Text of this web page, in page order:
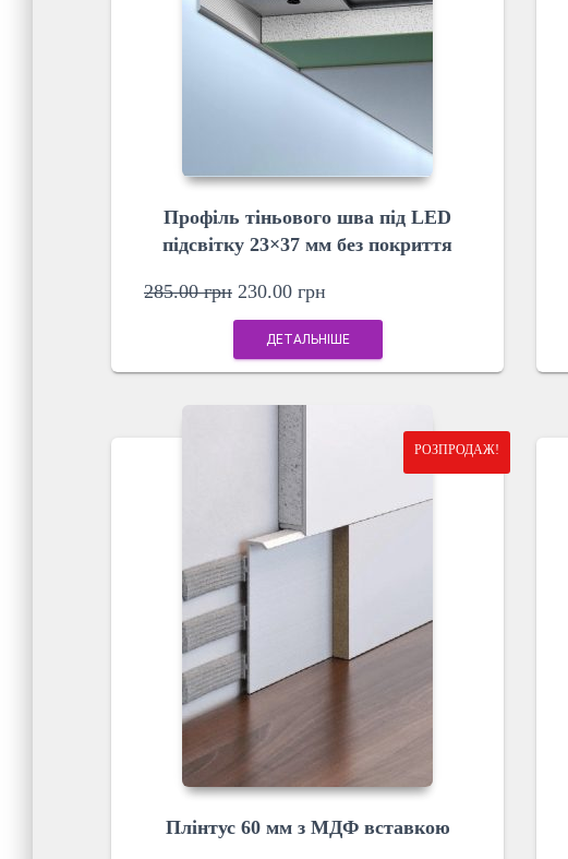
Профіль тіньового шва під LED
підсвітку 23×37 мм без покриття
285.00грн 230.00 грн
ДЕТАЛЬНІШЕ
РОЗПРОДАЖ!
Плінтус 60 мм з МДФ вставкою